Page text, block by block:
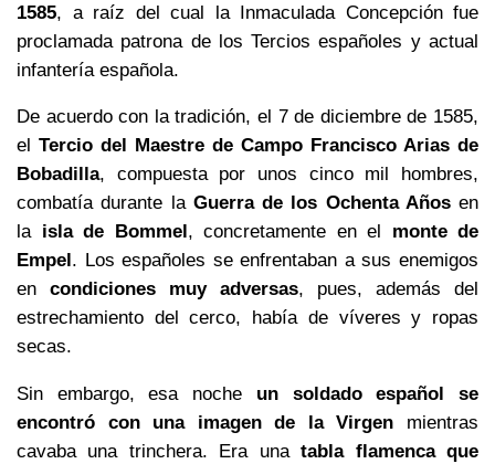
1585, a raíz del cual la Inmaculada Concepción fue
proclamada patrona de los Tercios españoles y actual
infantería española.
De acuerdo con la tradición, el 7 de diciembre de 1585,
el Tercio del Maestre de Campo Francisco Arias de
Bobadilla, compuesta por unos cinco mil hombres,
combatía durante la Guerra de los Ochenta Añosen
la isla de Bommel , concretamente en el monte de
Empel . Los españoles se enfrentaban a sus enemigos
en condiciones muy adversas, pues, además del
estrechamiento del cerco, había de víveres y ropas
secas.
Sin embargo, esa noche un soldado español se
encontró con una imagen de la Virgen mientras
cavaba una trinchera. Era unatabla flamenca que